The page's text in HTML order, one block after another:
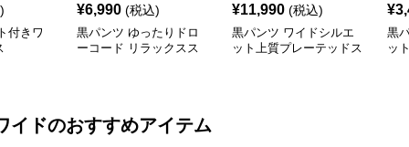
付きワ
¥6,990 (税込)
黒パンツ ゆったりドロ
ーコード リラックスス
¥11,990 (税込)
黒パンツ ワイドシルエ
ット上質プレーテッドス
¥
黒
ッ
イドのおすすめアイテム